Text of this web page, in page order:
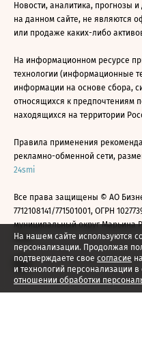
На нашем сайте используются
персонализации. Продолжая
подтверждаете свое согласие
и технологий персонализации в
отношении обработки
Новости, аналитика, прогнозы
на данном сайте, не являются
или продаже каких-либо
На информационном ресурсе
технологии (информационные
информации на основе сбора,
относящихся к предпочтениям
находящихся на территории
Правила применения
рекламно-обменной сети,
24smi
Все права защищены © АО
7712108141/771501001, ОГРН
муниципальный округ Марьина
2026